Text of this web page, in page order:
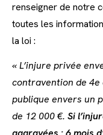
renseigner de notre
toutes les
la loi :
« L’injure privée
contravention de 4e
publique envers un
de 12 000 €. Si